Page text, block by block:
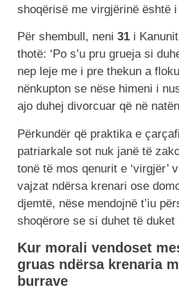
shoqërisë me virgjërinë është
Për shembull, neni 31 i
thotë: ‘Po s’u pru grueja si
nep leje me i pre thekun a
nënkupton se nëse himeni i
ajo duhej divorcuar që në
Përkundër që praktika e
patriarkale sot nuk janë të
tonë të mos qenurit e ‘virgjër’
vajzat ndërsa krenari ose
djemtë, nëse mendojnë t’iu
shoqërore se si duhet të duket
Kur morali vendoset
gruas ndërsa krenaria
burrave